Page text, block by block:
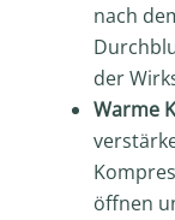
nach
der
Warme
öffnen